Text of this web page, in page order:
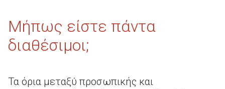
Μήπως είστε πάντα
διαθέσιμοι;
Τα όρια μεταξύ προσωπικής και